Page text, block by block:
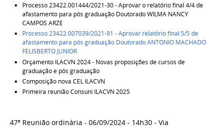
Processo 23422.001444/2021-30 - Aprovar o relatório final 4/4 de
afastamento para pós graduação Doutorado WILMA NANCY
CAMPOS ARZE
Processo 23422.007039/2021-91 - Aprovar relatório final 5/5 de
afastamento para pós graduação Doutorado ANTONIO MACHADO
FELISBERTO JUNIOR
Orçamento ILACVN 2024 - Novas proposições de cursos de
graduação e pós graduação
Composição nova CEL ILACVN
Primeira reunião Consuni ILACVN 2025
47ª Reunião ordinária - 06/09/2024 - 14h30 - Via